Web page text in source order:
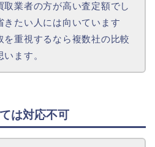
取業者の方が高い査定額でし
きたい人には向いています
を重視するなら複数社の比較
ます。
は対応不可